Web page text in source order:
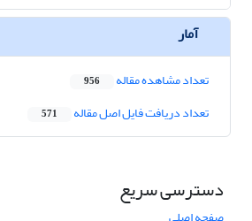
آمار
تعداد مشاهده مقاله 956
تعداد دریافت فایل اصل مقاله 571
دسترسی سریع